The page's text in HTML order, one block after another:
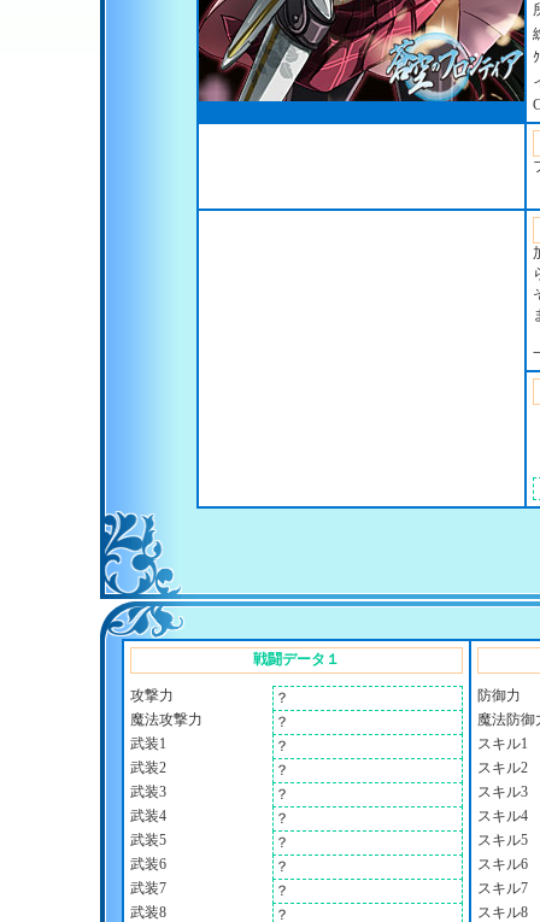
戦闘データ１
攻撃力
？
魔法攻撃力
？
武装1
？
武装2
？
武装3
？
武装4
？
武装5
？
武装6
？
武装7
？
武装8
？
防御力
魔法防御
スキル1
スキル2
スキル3
スキル4
スキル5
スキル6
スキル7
スキル8